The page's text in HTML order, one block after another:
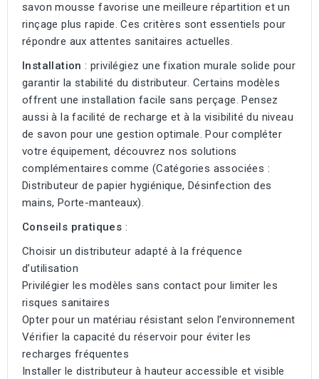
savon mousse favorise une meilleure répartition et un
rinçage plus rapide. Ces critères sont essentiels pour
répondre aux attentes sanitaires actuelles.
Installation : privilégiez une fixation murale solide pour
garantir la stabilité du distributeur. Certains modèles
offrent une installation facile sans perçage. Pensez
aussi à la facilité de recharge et à la visibilité du niveau
de savon pour une gestion optimale. Pour compléter
votre équipement, découvrez nos solutions
complémentaires comme (Catégories associées :
Distributeur de papier hygiénique,Désinfection des
mains, Porte-manteaux).
Conseils pratiques :
Choisir un distributeur adapté à la fréquence
d’utilisation
Privilégier les modèles sans contact pour limiter les
risques sanitaires
Opter pour un matériau résistant selon l’environnement
Vérifier la capacité du réservoir pour éviter les
recharges fréquentes
Installer le distributeur à hauteur accessible et visible